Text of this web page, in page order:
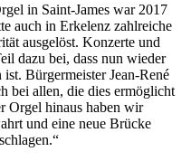
in Saint-James war 2017
auch in Erkelenz zahlreiche
ausgelöst. Konzerte und
dazu bei, dass nun wieder
Bürgermeister Jean-René
bei allen, die dies ermöglicht
Orgel hinaus haben wir
und eine neue Brücke